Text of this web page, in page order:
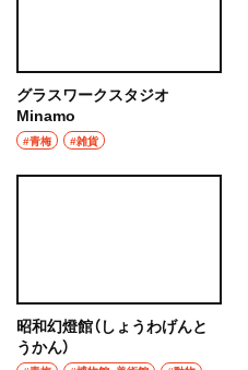
グラスワークスタジオ
Minamo
#青梅 #雑貨
昭和幻燈館（しょうわげんと
うかん）